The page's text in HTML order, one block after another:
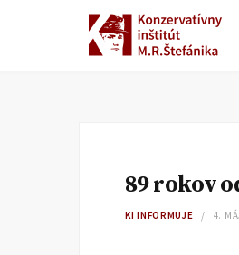
89 rokov
KI INFORMUJE 4.